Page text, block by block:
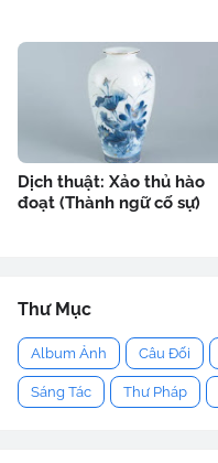
Dịch thuật: Xảo thủ hào
đoạt (Thành ngữ cố sự)
Thư Mục
Album Ảnh Câu Đối
Sáng Tác Thư Pháp